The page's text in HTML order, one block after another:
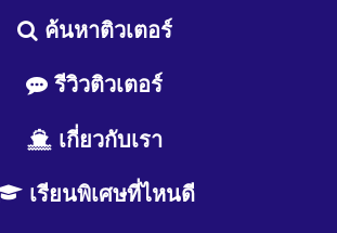
ค้นหาติวเตอร์
รีวิวติวเตอร์
เกี่ยวกับเรา
เรียนพิเศษที่ไหนดี